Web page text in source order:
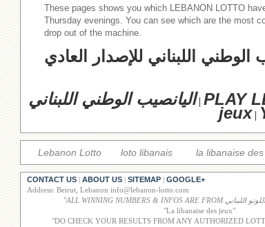
These pages shows you which LEBANON LOTTO
Thursday evenings. You can see which are the most
drop out of the machine.
الوطني اللبناني للإصدار العادي
اليانصيب الوطني اللبناني| PLAY
jeux|
Lebanon Lotto loto libanais la libanaise
CONTACT US ABOUT US SITEMAP GOOGLE+
Address: Beirut, Lebanon info@lebanon-lotto.com
"
"La libanaise des jeux"
"DO CHECK YOUR RESULTS FROM ANY AUTHORIZED